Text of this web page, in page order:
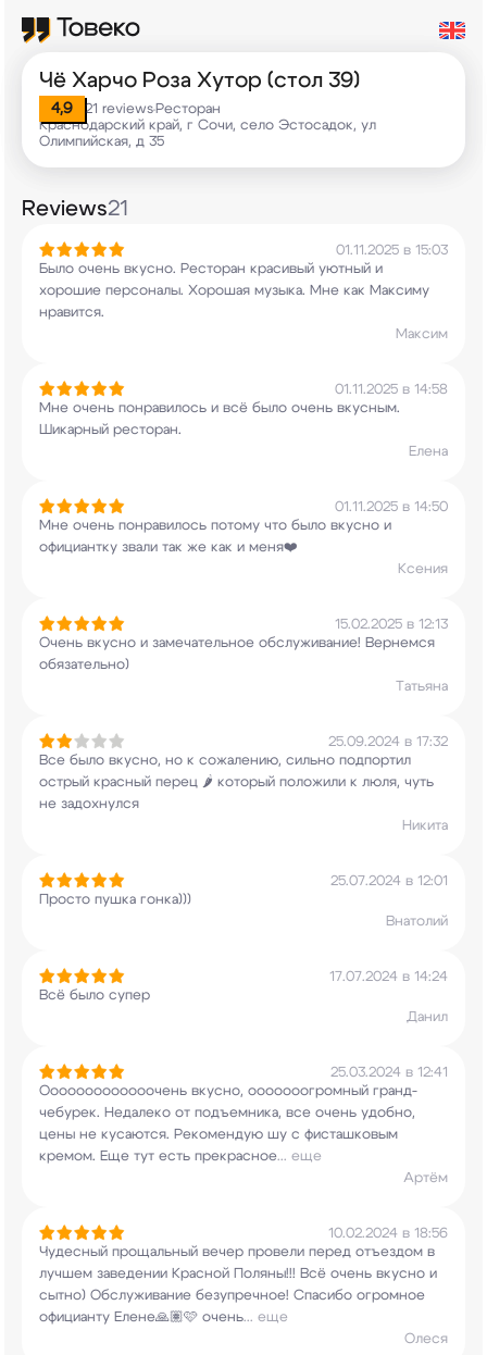
Чё Харчо Роза Хутор (стол 39)
4,9 21 reviews•Ресторан
Краснодарский край, г Сочи, село Эстосадок, ул
Олимпийская, д 35
Reviews21
01.11.2025 в 15:03
Было очень вкусно. Ресторан красивый уютный и
хорошие персоналы. Хорошая музыка. Мне как Максиму
нравится.
Максим
01.11.2025 в 14:58
Мне очень понравилось и всё было очень вкусным.
Шикарный ресторан.
Елена
01.11.2025 в 14:50
Мне очень понравилось потому что было вкусно и
официантку звали так же как и меня❤️
Ксения
15.02.2025 в 12:13
Очень вкусно и замечательное обслуживание! Вернемся
обязательно)
Татьяна
25.09.2024 в 17:32
Все было вкусно, но к сожалению, сильно подпортил
острый красный перец 🌶️ который положили к люля, чуть
не задохнулся
Никита
25.07.2024 в 12:01
Просто пушка гонка)))
Внатолий
17.07.2024 в 14:24
Всё было супер
Данил
25.03.2024 в 12:41
Ооооооооооооочень вкусно, ооооооогромный гранд-
чебурек. Недалеко от подъемника, все очень удобно,
цены не кусаются. Рекомендую шу с фисташковым
кремом. Еще тут есть прекрасное... еще
Артём
10.02.2024 в 18:56
Чудесный прощальный вечер провели перед отъездом в
лучшем заведении Красной Поляны!!! Всё очень вкусно и
сытно) Обслуживание безупречное! Спасибо огромное
официанту Елене🙏🏽🩷 очень... еще
Олеся